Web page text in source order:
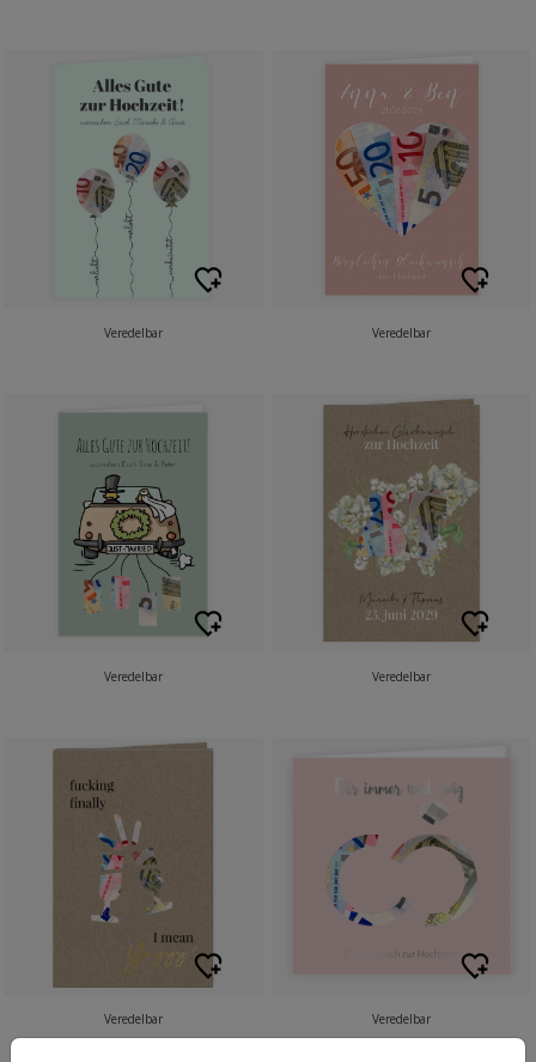
Veredelbar Veredelbar
Veredelbar Veredelbar
Veredelbar Veredelbar